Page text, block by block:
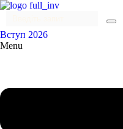
Вступ 2026
Menu